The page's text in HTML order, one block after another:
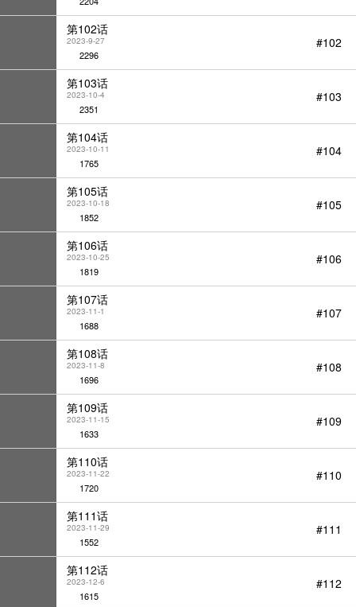
第102话
2023-9-27
2296
#102
第103话
2023-10-4
2351
#103
第104话
2023-10-11
1765
#104
第105话
2023-10-18
1852
#105
第106话
2023-10-25
1819
#106
第107话
2023-11-1
1688
#107
第108话
2023-11-8
1696
#108
第109话
2023-11-15
1633
#109
第110话
2023-11-22
1720
#110
第111话
2023-11-29
1552
#111
第112话
2023-12-6
1615
#112